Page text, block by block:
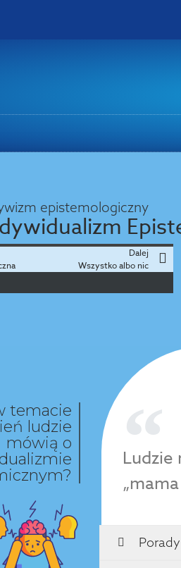
epistemologiczny
Dalej
Wszystko albo nic
temacie
ludzie
mówią o
Ludzie